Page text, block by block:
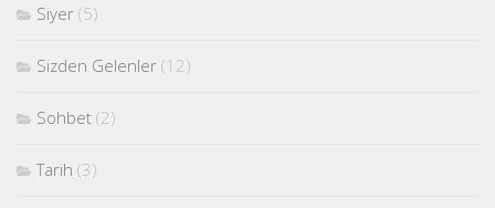
Siyer (5)
Sizden Gelenler (12)
Sohbet (2)
Tarih (3)